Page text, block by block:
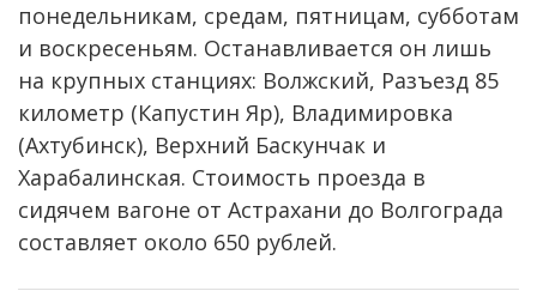
понедельникам, средам, пятницам, субботам
и воскресеньям. Останавливается он лишь
на крупных станциях: Волжский, Разъезд 85
километр (Капустин Яр), Владимировка
(Ахтубинск), Верхний Баскунчак и
Харабалинская. Стоимость проезда в
сидячем вагоне от Астрахани до Волгограда
составляет около 650 рублей.